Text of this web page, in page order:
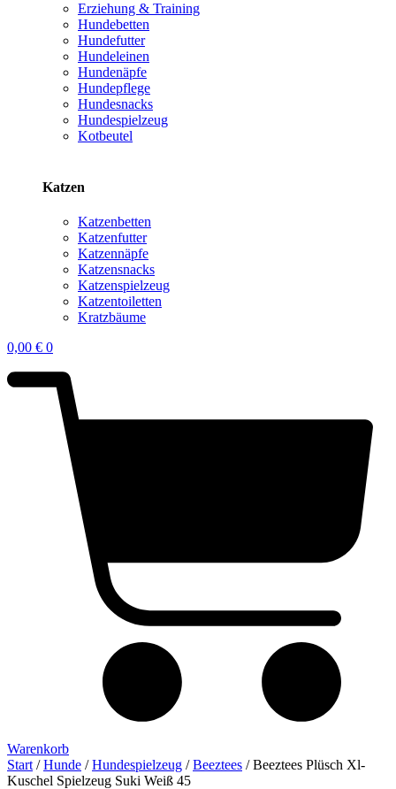
Erziehung & Training
Hundebetten
Hundefutter
Hundeleinen
Hundenäpfe
Hundepflege
Hundesnacks
Hundespielzeug
Kotbeutel
Katzen
Katzenbetten
Katzenfutter
Katzennäpfe
Katzensnacks
Katzenspielzeug
Katzentoiletten
Kratzbäume
0,00 € 0
Warenkorb
Start /Hunde /Hundespielzeug /Beeztees / Beeztees Plüsch Xl-
Kuschel Spielzeug Suki Weiß 45